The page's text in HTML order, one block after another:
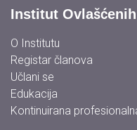
Institut
O Institutu
Registar članova
Učlani se
Edukacija
Kontinuirana